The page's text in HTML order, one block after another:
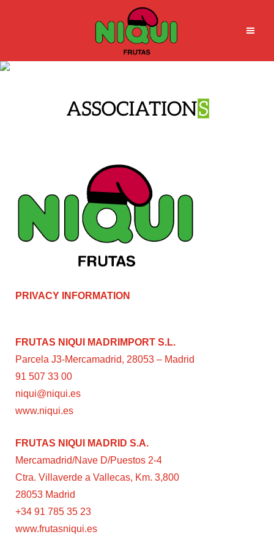
PRIVACY INFORMATION
FRUTAS NIQUI MADRIMPORT S.L.
Parcela J3-Mercamadrid, 28053 – Madrid
91 507 33 00
niqui@niqui.es
www.niqui.es
FRUTAS NIQUI MADRID S.A.
Mercamadrid/Nave D/Puestos 2-4
Ctra. Villaverde a Vallecas, Km. 3,800
28053 Madrid
+34 91 785 35 23
www.frutasniqui.es